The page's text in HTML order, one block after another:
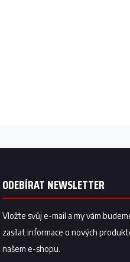
ODEBÍRAT NEWSLETTER
Vložte svůj e-mail a my vám
zasílat informace o nových
našem e-shopu.